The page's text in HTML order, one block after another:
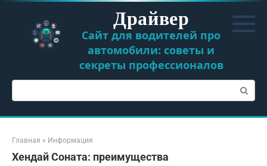
Перейти
контенту
Драйвер
Сайт для водителей про
автомобили: советы и
секреты профессионалов
Поиск:
Главная » Информация
Хендай Соната: преимущества